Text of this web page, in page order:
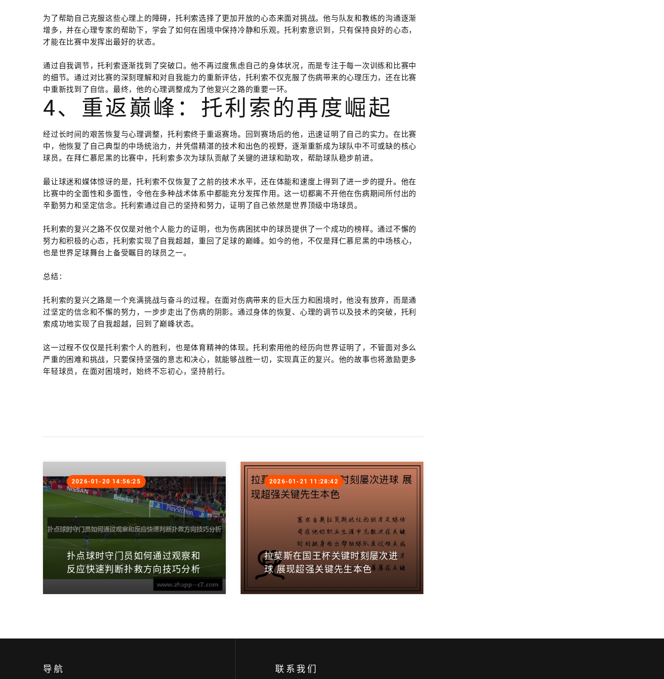
为了帮助自己克服这些心理上的障碍，托利索选择了更加开放的心态来面对挑战。他与队友和教练的沟通逐渐
增多，并在心理专家的帮助下，学会了如何在困境中保持冷静和乐观。托利索意识到，只有保持良好的心态，
才能在比赛中发挥出最好的状态。
通过自我调节，托利索逐渐找到了突破口。他不再过度焦虑自己的身体状况，而是专注于每一次训练和比赛中
的细节。通过对比赛的深刻理解和对自我能力的重新评估，托利索不仅克服了伤病带来的心理压力，还在比赛
中重新找到了自信。最终，他的心理调整成为了他复兴之路的重要一环。
4、重返巅峰：托利索的再度崛起
经过长时间的艰苦恢复与心理调整，托利索终于重返赛场。回到赛场后的他，迅速证明了自己的实力。在比赛
中，他恢复了自己典型的中场统治力，并凭借精湛的技术和出色的视野，逐渐重新成为球队中不可或缺的核心
球员。在拜仁慕尼黑的比赛中，托利索多次为球队贡献了关键的进球和助攻，帮助球队稳步前进。
最让球迷和媒体惊讶的是，托利索不仅恢复了之前的技术水平，还在体能和速度上得到了进一步的提升。他在
比赛中的全面性和多面性，令他在多种战术体系中都能充分发挥作用。这一切都离不开他在伤病期间所付出的
辛勤努力和坚定信念。托利索通过自己的坚持和努力，证明了自己依然是世界顶级中场球员。
托利索的复兴之路不仅仅是对他个人能力的证明，也为伤病困扰中的球员提供了一个成功的榜样。通过不懈的
努力和积极的心态，托利索实现了自我超越，重回了足球的巅峰。如今的他，不仅是拜仁慕尼黑的中场核心，
也是世界足球舞台上备受瞩目的球员之一。
总结：
托利索的复兴之路是一个充满挑战与奋斗的过程。在面对伤病带来的巨大压力和困境时，他没有放弃，而是通
过坚定的信念和不懈的努力，一步步走出了伤病的阴影。通过身体的恢复、心理的调节以及技术的突破，托利
索成功地实现了自我超越，回到了巅峰状态。
这一过程不仅仅是托利索个人的胜利，也是体育精神的体现。托利索用他的经历向世界证明了，不管面对多么
严重的困难和挑战，只要保持坚强的意志和决心，就能够战胜一切，实现真正的复兴。他的故事也将激励更多
年轻球员，在面对困境时，始终不忘初心，坚持前行。
扑点球时守门员如何通过观察和
反应快速判断扑救方向技巧分析
2026-01-20 14:56:25
拉莫斯在国王杯关键时刻屡次进
球 展现超强关键先生本色
2026-01-21 11:28:42
导航 联系我们